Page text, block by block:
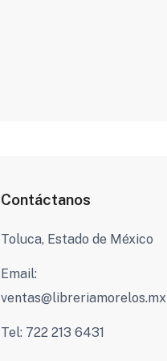
Contáctanos
Toluca, Estado de México
Email:
ventas@libreriamorelos.mx
Tel: 722 213 6431